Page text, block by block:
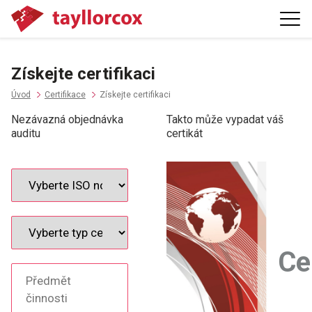
Získejte certifikaci
Úvod Certifikace Získejte certifikaci
Nezávazná objednávka
auditu
Takto může vypadat váš
certikát